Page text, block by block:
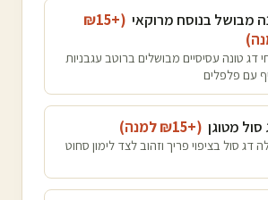
מבושל בנוסח מרוקאי (+₪
15
)
דג טונה עסיסיים מבושלים ברוטב עגבניות
עם פלפלים
סול מטוגן (+₪
15 למנה)
דג סול בציפוי פריך וזהוב לצד לימון סחוט